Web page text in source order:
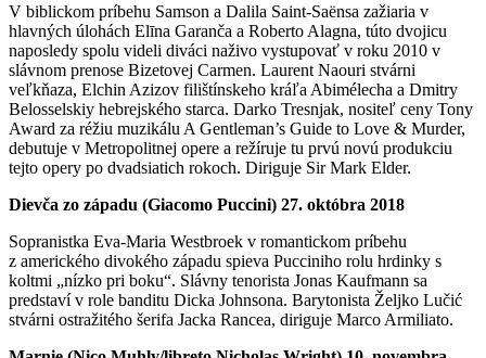
V biblickom príbehu Samson a Dalila Saint-Saënsa zažiaria v
hlavných úlohách Elīna Garanča a Roberto Alagna, túto dvojicu
naposledy spolu videli diváci naživo vystupovať v roku 2010 v
slávnom prenose Bizetovej Carmen. Laurent Naouri stvárni
veľkňaza, Elchin Azizov filištínskeho kráľa Abimélecha a Dmitry
Belosselskiy hebrejského starca. Darko Tresnjak, nositeľ ceny Tony
Award za réžiu muzikálu A Gentleman’s Guide to Love & Murder,
debutuje v Metropolitnej opere a režíruje tu prvú novú produkciu
tejto opery po dvadsiatich rokoch. Diriguje Sir Mark Elder.
Dievča zo západu (Giacomo Puccini) 27. októbra 2018
Sopranistka Eva-Maria Westbroek v romantickom príbehu
z amerického divokého západu spieva Pucciniho rolu hrdinky s
koltmi „nízko pri boku“. Slávny tenorista Jonas Kaufmann sa
predstaví v role banditu Dicka Johnsona. Barytonista Željko Lučić
stvárni ostražitého šerifa Jacka Rancea, diriguje Marco Armiliato.